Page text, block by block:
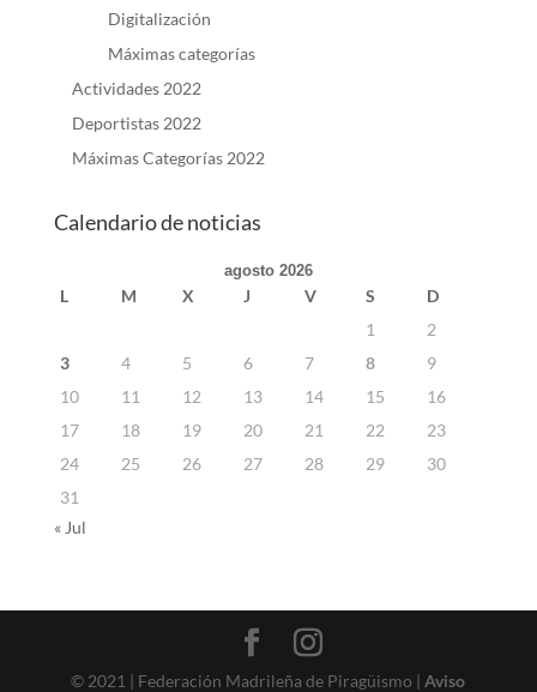
Digitalización
Máximas categorías
Actividades 2022
Deportistas 2022
Máximas Categorías 2022
Calendario de noticias
agosto 2026
L M X J V S
D
1
2
3
4 5 6 7 8
9
10
11 12 13 14 15
16
17
18 19 20 21 22
23
24
25 26 27 28 29
30
31
« Jul
© 2021 | Federación Madrileña de Piragüismo |Aviso